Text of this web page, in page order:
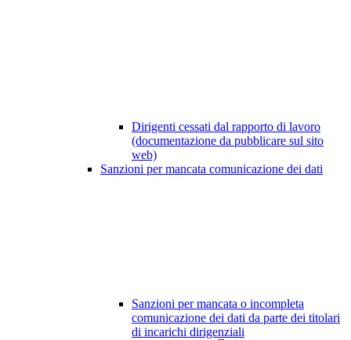
Dirigenti cessati dal rapporto di lavoro
(documentazione da pubblicare sul sito
web)
Sanzioni per mancata comunicazione dei dati
Sanzioni per mancata o incompleta
comunicazione dei dati da parte dei titolari
di incarichi dirigenziali